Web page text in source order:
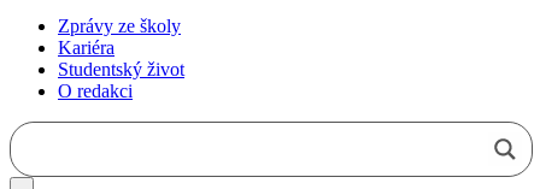
Zprávy ze školy
Kariéra
Studentský život
O redakci